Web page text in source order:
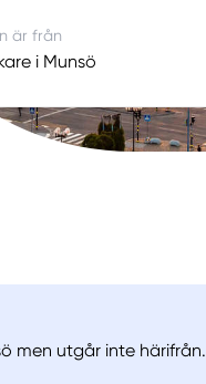
är från
i Munsö
men utgår inte härifrån.